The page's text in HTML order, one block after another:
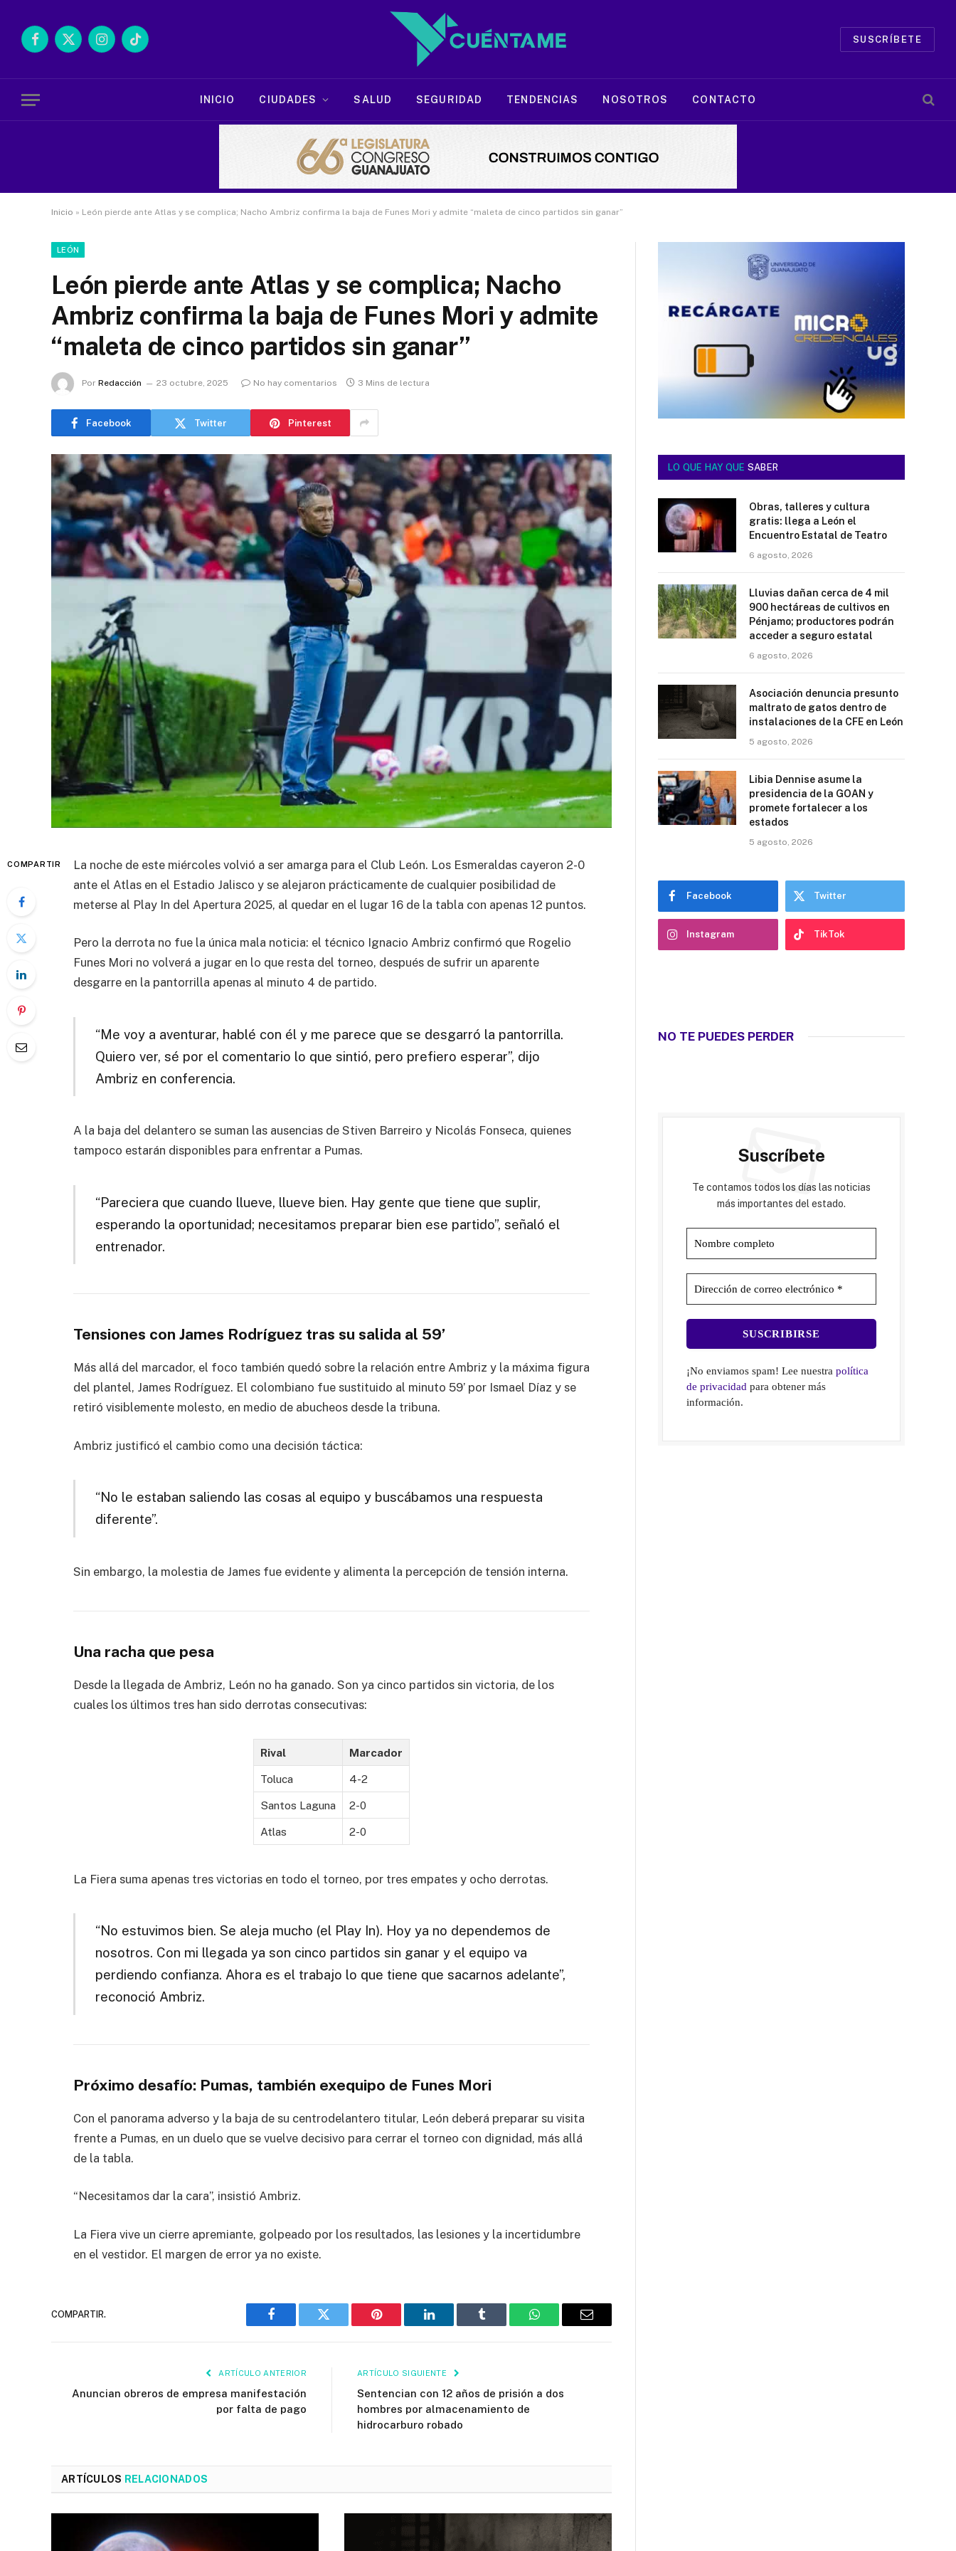
Facebook
X
InstagramTikTok
SUSCRÍBETE
INICIO CIUDADES SALUD SEGURIDAD TENDENCIAS NOSOTROS CONTACTO
Inicio » León pierde ante Atlas y se complica; Nacho Ambriz confirma la baja de Funes Mori y admite “maleta de cinco partidos sin ganar”
LEÓN
León pierde ante Atlas y se complica; Nacho
Ambriz confirma la baja de Funes Mori y admite
“maleta de cinco partidos sin ganar”
Por Redacción 23 octubre, 2025 No hay comentarios 3 Mins de lectura
Facebook Twitter Pinterest
COMPARTIR
La noche de este miércoles volvió a ser amarga para el Club León. Los Esmeraldas cayeron 2-0
ante el Atlas en el Estadio Jalisco y se alejaron prácticamente de cualquier posibilidad de
meterse al Play In del Apertura 2025, al quedar en el lugar 16 de la tabla con apenas 12 puntos.
Pero la derrota no fue la única mala noticia: el técnico Ignacio Ambriz confirmó que Rogelio
Funes Mori no volverá a jugar en lo que resta del torneo, después de sufrir un aparente
desgarre en la pantorrilla apenas al minuto 4 de partido.
“Me voy a aventurar, hablé con él y me parece que se desgarró la pantorrilla.
Quiero ver, sé por el comentario lo que sintió, pero prefiero esperar”, dijo
Ambriz en conferencia.
A la baja del delantero se suman las ausencias de Stiven Barreiro y Nicolás Fonseca, quienes
tampoco estarán disponibles para enfrentar a Pumas.
“Pareciera que cuando llueve, llueve bien. Hay gente que tiene que suplir,
esperando la oportunidad; necesitamos preparar bien ese partido”, señaló el
entrenador.
Tensiones con James Rodríguez tras su salida al 59’
Más allá del marcador, el foco también quedó sobre la relación entre Ambriz y la máxima figura
del plantel, James Rodríguez. El colombiano fue sustituido al minuto 59’ por Ismael Díaz y se
retiró visiblemente molesto, en medio de abucheos desde la tribuna.
Ambriz justificó el cambio como una decisión táctica:
“No le estaban saliendo las cosas al equipo y buscábamos una respuesta
diferente”.
Sin embargo, la molestia de James fue evidente y alimenta la percepción de tensión interna.
Una racha que pesa
Desde la llegada de Ambriz, León no ha ganado. Son ya cinco partidos sin victoria, de los
cuales los últimos tres han sido derrotas consecutivas:
Rival Marcador
Toluca 4-2
Santos Laguna 2-0
Atlas 2-0
La Fiera suma apenas tres victorias en todo el torneo, por tres empates y ocho derrotas.
“No estuvimos bien. Se aleja mucho (el Play In). Hoy ya no dependemos de
nosotros. Con mi llegada ya son cinco partidos sin ganar y el equipo va
perdiendo confianza. Ahora es el trabajo lo que tiene que sacarnos adelante”,
reconoció Ambriz.
Próximo desafío: Pumas, también exequipo de Funes Mori
Con el panorama adverso y la baja de su centrodelantero titular, León deberá preparar su visita
frente a Pumas, en un duelo que se vuelve decisivo para cerrar el torneo con dignidad, más allá
de la tabla.
“Necesitamos dar la cara”, insistió Ambriz.
La Fiera vive un cierre apremiante, golpeado por los resultados, las lesiones y la incertidumbre
en el vestidor. El margen de error ya no existe.
COMPARTIR.
Facebook Twitter Pinterest LinkedIn Tumblr WhatsAppEmail
ARTÍCULO ANTERIOR
Anuncian obreros de empresa manifestación
por falta de pago
ARTÍCULO SIGUIENTE
Sentencian con 12 años de prisión a dos
hombres por almacenamiento de
hidrocarburo robado
ARTÍCULOS RELACIONADOS
LO QUE HAY QUE SABER
Obras, talleres y cultura
gratis: llega a León el
Encuentro Estatal de Teatro
6 agosto, 2026
Lluvias dañan cerca de 4 mil
900 hectáreas de cultivos en
Pénjamo; productores podrán
acceder a seguro estatal
6 agosto, 2026
Asociación denuncia presunto
maltrato de gatos dentro de
instalaciones de la CFE en León
5 agosto, 2026
Libia Dennise asume la
presidencia de la GOAN y
promete fortalecer a los
estados
5 agosto, 2026
Facebook Twitter
Instagram TikTok
NO TE PUEDES PERDER
Suscríbete
Te contamos todos los días las noticias
más importantes del estado.
¡No enviamos spam! Lee nuestrapolítica
de privacidad para obtener más
información.